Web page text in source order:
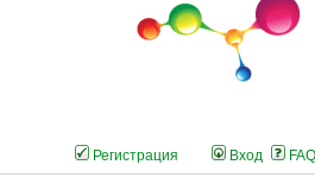
Регистрация Вход FAQ